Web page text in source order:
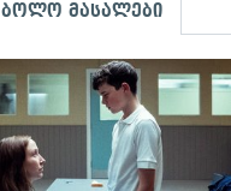
ბოლო მასალები